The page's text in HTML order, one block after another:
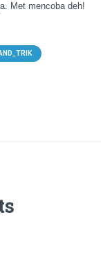
Met mencoba deh!